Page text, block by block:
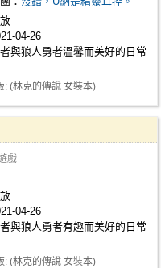
04-26
與狼人勇者溫馨而美好的日常
: (林克的傳說 女裝本)
戲
04-26
與狼人勇者有趣而美好的日常
: (林克的傳說 女裝本)